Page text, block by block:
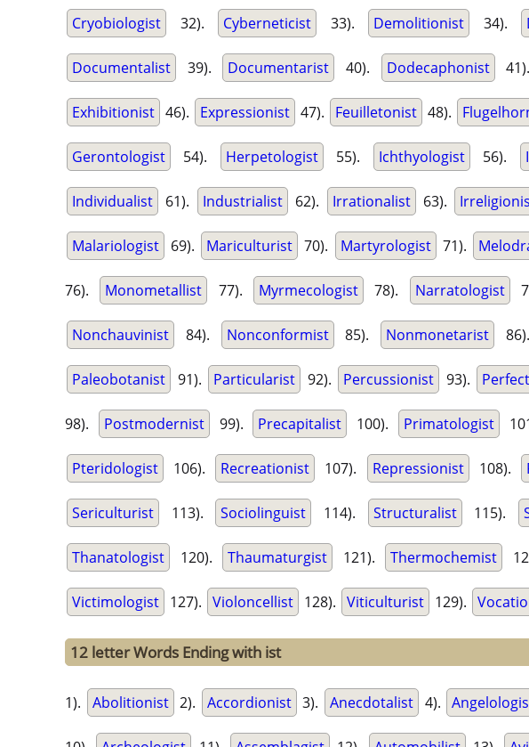
Cryobiologist 32). Cyberneticist 33). Demolitionist 34).
Documentalist 39). Documentarist 40). Dodecaphonist
Exhibitionist 46). Expressionist 47). Feuilletonist 48).
Gerontologist 54). Herpetologist 55). Ichthyologist 56).
Individualist 61). Industrialist 62). Irrationalist 63).
Malariologist 69). Mariculturist 70). Martyrologist 71).
76). Monometallist 77). Myrmecologist 78). Narratologist
Nonchauvinist 84). Nonconformist 85). Nonmonetarist 86).
Paleobotanist 91). Particularist 92). Percussionist 93).
98). Postmodernist 99). Precapitalist 100). Primatologist
Pteridologist 106). Recreationist 107). Repressionist 108).
Sericulturist 113). Sociolinguist 114). Structuralist 115).
Thanatologist 120). Thaumaturgist 121). Thermochemist
Victimologist 127). Violoncellist 128). Viticulturist 129).
12 letter Words Ending with ist
1). Abolitionist 2). Accordionist 3). Anecdotalist 4).